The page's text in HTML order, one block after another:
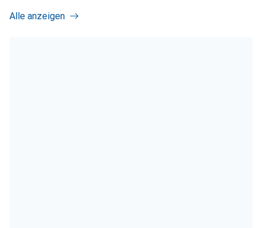
Alle anzeigen